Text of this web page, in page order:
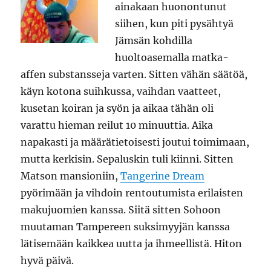
ainakaan huonontunut
siihen, kun piti pysähtyä
Jämsän kohdilla
huoltoasemalla matka-
affen substansseja varten. Sitten vähän säätöä,
käyn kotona suihkussa, vaihdan vaatteet,
kusetan koiran ja syön ja aikaa tähän oli
varattu hieman reilut 10 minuuttia. Aika
napakasti ja määrätietoisesti joutui toimimaan,
mutta kerkisin. Sepaluskin tuli kiinni. Sitten
Matson mansioniin,Tangerine Dream
pyörimään ja vihdoin rentoutumista erilaisten
makujuomien kanssa. Siitä sitten Sohoon
muutaman Tampereen suksimyyjän kanssa
lätisemään kaikkea uutta ja ihmeellistä. Hiton
hyvä päivä.